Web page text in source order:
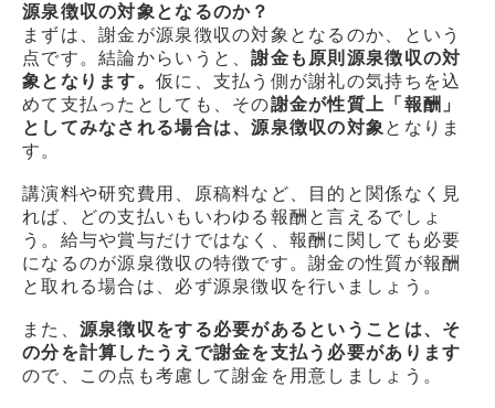
源泉徴収の対象となるのか？
まずは、謝金が源泉徴収の対象となるのか、という
点です。結論からいうと、謝金も原則源泉徴収の対
象となります。 仮に、支払う側が謝礼の気持ちを込
めて支払ったとしても、その謝金が性質上「報酬」
としてみなされる場合は、源泉徴収の対象 となりま
す。
講演料や研究費用、原稿料など、目的と関係なく見
れば、どの支払いもいわゆる報酬と言えるでしょ
う。給与や賞与だけではなく、報酬に関しても必要
になるのが源泉徴収の特徴です。謝金の性質が報酬
と取れる場合は、必ず源泉徴収を行いましょう。
また、 源泉徴収をする必要があるということは、そ
の分を計算したうえで謝金を支払う必要があります
ので、この点も考慮して謝金を用意しましょう。